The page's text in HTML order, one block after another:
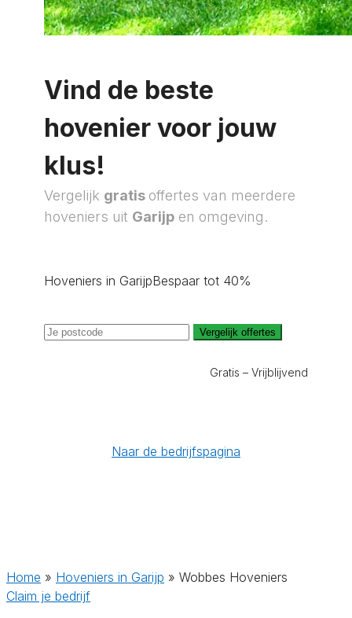
Vind de beste
hovenier voor jouw
klus!
Vergelijk gratis offertes van meerdere
hoveniers uit Garijp en omgeving.
Hoveniers in GarijpBespaar tot 40%
Vergelijk offertes
Gratis – Vrijblijvend
Naar de bedrijfspagina
Home » Hoveniers in Garijp » Wobbes Hoveniers
Claim je bedrijf